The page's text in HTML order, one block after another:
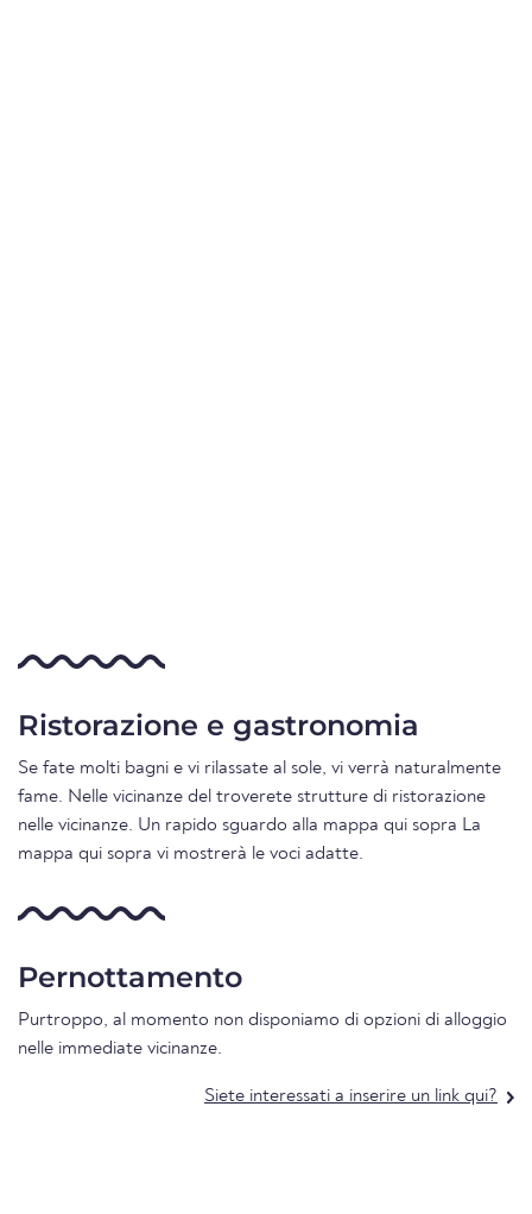
Ristorazione e gastronomia
Se fate molti bagni e vi rilassate al sole, vi verrà naturalmente
fame. Nelle vicinanze del troverete strutture di ristorazione
nelle vicinanze. Un rapido sguardo alla mappa qui sopra La
mappa qui sopra vi mostrerà le voci adatte.
Pernottamento
Purtroppo, al momento non disponiamo di opzioni di alloggio
nelle immediate vicinanze.
Siete interessati a inserire un link qui?